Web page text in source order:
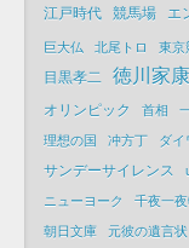
江戸時代 競馬場 エ
巨大仏
北尾トロ 東京
目黒孝二 徳川家康
オリンピック 首相
理想の国 冲方丁 ダ
サンデーサイレンス
ニューヨーク
千夜一
朝日文庫 元彼の遺言状